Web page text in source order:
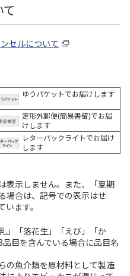
セルについて
ゆうパケットでお届けします
定形外郵便(簡易書留)でお届
けします
レターパックライトでお届け
します
表示しません。また、「夏期
場合は、記号での表示はせ
ます。
」「落花生」「えび」「か
目を含んでいる場合に品目名
の魚介類を原材料として製造